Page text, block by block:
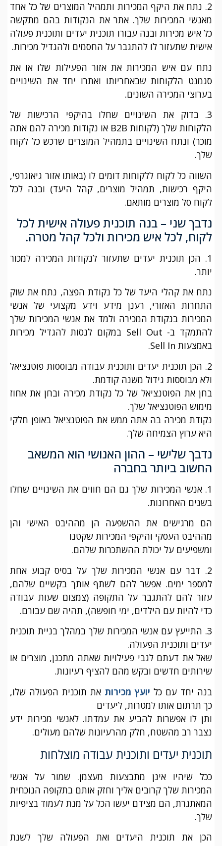
2. נתח את היקף המכירות ותמהיל המוצרים של כל אחד
מאנשי המכירות שלך. אתר את הנקודות בהם מתקשה
כל איש מכירות ובנה עבורו תוכנית יעדים ותוכנית פעולה
אישית שתעזור לו להתגבר על החסמים ולהגדיל מכירות.
נתח עם איש המכירות את אזור הפעילות שלו או את
סגמנט הלקוחות שבאחריותו ואתרו יחד את השינויים
בערוצי המכירה השונים.
3. בדוק את השינויים שחלו בהיקפי הרכישות של
הלקוחות שלך (לקוחות B2B או נקודות מכירה להם אתה
מוכר) ונתח השינויים בתמהיל המוצרים שרכש כל לקוח
שלך.
השווה כל לקוח ללקוחות דומים לו (באותו אזור גיאוגרפי,
היקף רכישות, תמהיל מוצרים, קהל היעד) ובנה לכל
לקוח סל מוצרים מותאם.
נדבך שני – בנה תוכנית פעולה אישית לכל
לקוח, לכל איש מכירות ולכל קהל מטרה.
1. הכן תוכנית יעדים שתעזור לנקודות המכירה למכור
יותר.
נתח את קהלי היעד של כל נקודת הפצה, נתח את שוק
התחרות האזורי, רענן מידע וידע מקצועי של אנשי
המכירות בנקודת המכירה ולמד את אנשי המכירות שלך
להתמקד ב- Sell Out במקום לנסות להגדיל מכירות
באמצעות Sell In.
2. הכן תוכנית יעדים ותוכנית עבודה מבוססות פוטנציאל
ולא מבוססות גידול משנה קודמת.
בחן את הפוטנציאל של כל נקודת מכירה ובחן את אחוז
מימוש הפוטנציאל שלך.
נקודת מכירה בה אתה ממש את הפוטנציאל באופן חלקי
היא ערוץ הצמיחה שלך.
נדבך שלישי – ההון האנושי הוא המשאב
החשוב ביותר בחברה
1. אנשי המכירות שלך גם הם חווים את השינויים שחלו
בשנים האחרונות.
הם מרגישים את ההשפעה הן מההיבט האישי והן
מההיבט העסקי והיקפי המכירות שקטנו
ומשפיעים על יכולת ההשתכרות שלהם.
2. דבר עם אנשי המכירות שלך על בסיס קבוע אחת
למספר ימים. אפשר להם לשתף אותך בקשיים שלהם,
עזור להם להתגבר על התקופה (צמצום שעות עבודה
כדי להיות עם הילדים, ימי חופשה), תהיה שם עבורם.
3. התייעץ עם אנשי המכירות שלך במהלך בניית תוכנית
יעדים ותוכנית הפעולה.
שאל את דעתם לגבי פעילויות שאתה מתכנן, מוצרים או
שירותים חדשים ובקש מהם להציף רעיונות.
בנה יחד עם כל יועץ מכירות את תוכנית הפעולה שלו,
כך תרתום אותו למטרות, ליעדים
ותן לו אפשרות להביע את עמדתו. לאנשי מכירות ידע
נצבר רב מהשטח, חלק מהרעיונות שלהם מעולים.
תוכנית יעדים ותוכנית עבודה מוצלחות
ככל שיהיו אינן מתבצעות מעצמן. שמור על אנשי
המכירות שלך קרובים אליך וחזק אותם בתקופה הנוכחית
המאתגרת, הם מצידם יעשו הכל על מנת לעמוד בציפיות
שלך.
הכן את תוכנית היעדים ואת הפעולה שלך לשנת